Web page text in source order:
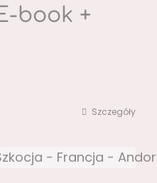
book +
Szczegóły